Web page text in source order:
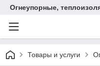
Огнеупорные,
Товары и услуги